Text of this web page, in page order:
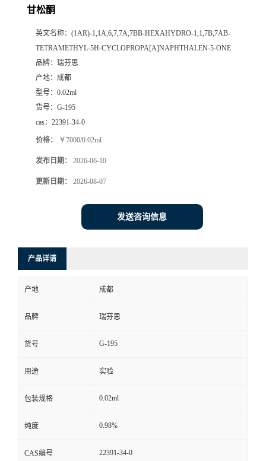
式
甘松酮
英文名称： (1AR)-1,1A,6,7,7A,7BΒ-HEXAHYDRO-1,1,7Β,7AΒ-
TETRAMETHYL-5H-CYCLOPROPA[A]NAPHTHALEN-5-ONE
品牌： 瑞芬思
产地： 成都
型号： 0.02ml
货号： G-195
cas： 22391-34-0
价格： ￥7000/0.02ml
发布日期： 2026-06-10
更新日期： 2026-08-07
发送咨询信息
产品详请
产地 成都
品牌 瑞芬思
货号 G-195
用途 实验
包装规格 0.02ml
纯度 0.98%
CAS编号 22391-34-0